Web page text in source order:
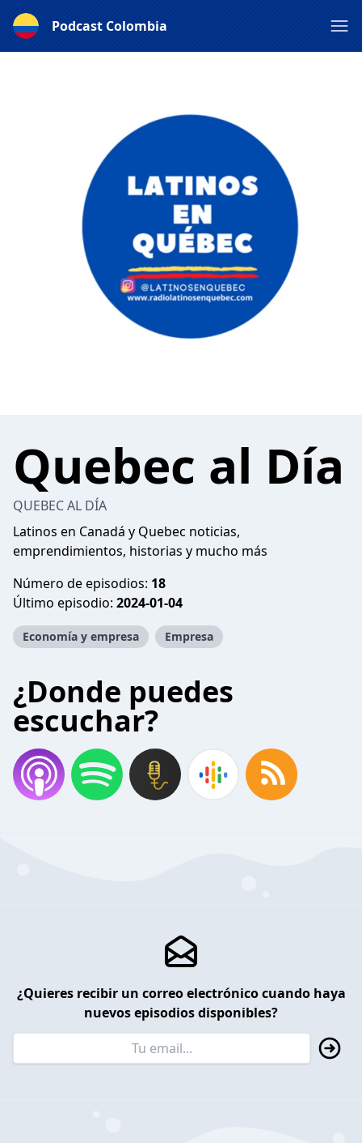
Podcast Colombia
Quebec al Día
QUEBEC AL DÍA
Latinos en Canadá y Quebec noticias,
emprendimientos, historias y mucho más
Número de episodios: 18
Último episodio: 2024-01-04
Economía y empresa Empresa
¿Donde puedes
escuchar?
¿Quieres recibir un correo electrónico cuando haya
nuevos episodios disponibles?